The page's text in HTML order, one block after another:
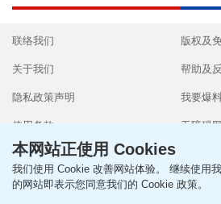
联络我们
关于我们
隐私政策声明
使用条款
版权及
帮助及
我要爆
无障碍
Copyright © 2026 SingTao Ltd.All rights
本网站正使用 Cookies
我们使用 Cookie 改善网站体验。 继续使用
的网站即表示您同意我们的 Cookie 政策。